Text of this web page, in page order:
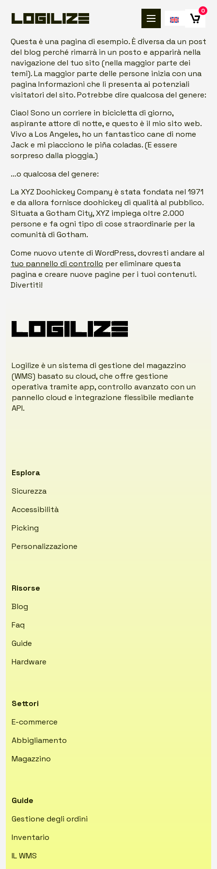
0
Questa è una pagina di esempio. È diversa da un post
del blog perché rimarrà in un posto e apparirà nella
navigazione del tuo sito (nella maggior parte dei
temi). La maggior parte delle persone inizia con una
pagina Informazioni che li presenta ai potenziali
visitatori del sito. Potrebbe dire qualcosa del genere:
Ciao! Sono un corriere in bicicletta di giorno,
aspirante attore di notte, e questo è il mio sito web.
Vivo a Los Angeles, ho un fantastico cane di nome
Jack e mi piacciono le piña coladas. (E essere
sorpreso dalla pioggia.)
…o qualcosa del genere:
La XYZ Doohickey Company è stata fondata nel 1971
e da allora fornisce doohickey di qualità al pubblico.
Situata a Gotham City, XYZ impiega oltre 2.000
persone e fa ogni tipo di cose straordinarie per la
comunità di Gotham.
Come nuovo utente di WordPress, dovresti andare al
tuo pannello di controllo per eliminare questa
pagina e creare nuove pagine per i tuoi contenuti.
Divertiti!
Logilize è un sistema di gestione del magazzino
(WMS) basato su cloud, che offre gestione
operativa tramite app, controllo avanzato con un
pannello cloud e integrazione flessibile mediante
API.
Esplora
Sicurezza
Accessibilità
Picking
Personalizzazione
Risorse
Blog
Faq
Guide
Hardware
Settori
E-commerce
Abbigliamento
Magazzino
Guide
Gestione degli ordini
Inventario
IL WMS